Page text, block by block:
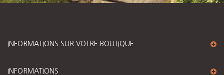
INFORMATIONS SUR VOTRE BOUTIQUE
INFORMATIONS